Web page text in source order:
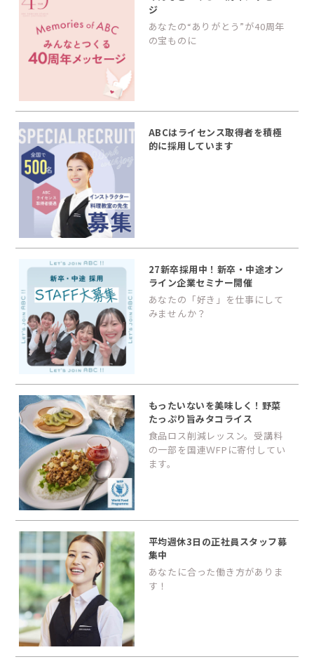
ジ
あなたの“ありがとう”が40周年
の宝ものに
ABCはライセンス取得者を積極
的に採用しています
27新卒採用中！新卒・中途オン
ライン企業セミナー開催
あなたの「好き」を仕事にして
みませんか？
もったいないを美味しく！野菜
たっぷり旨みタコライス
食品ロス削減レッスン。受講料
の一部を国連ＷFPに寄付してい
ます。
平均週休3日の正社員スタッフ募
集中
あなたに合った働き方がありま
す！